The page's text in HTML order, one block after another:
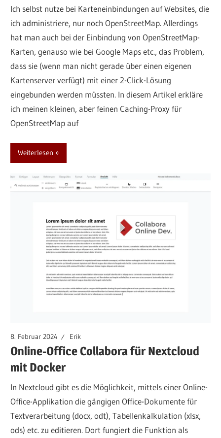
Ich selbst nutze bei Karteneinbindungen auf Websites, die
ich administriere, nur noch OpenStreetMap. Allerdings
hat man auch bei der Einbindung von OpenStreetMap-
Karten, genauso wie bei Google Maps etc., das Problem,
dass sie (wenn man nicht gerade über einen eigenen
Kartenserver verfügt) mit einer 2-Click-Lösung
eingebunden werden müssten. In diesem Artikel erkläre
ich meinen kleinen, aber feinen Caching-Proxy für
OpenStreetMap auf
Weiterlesen
8. Februar 2024 Erik
Online-Office Collabora für Nextcloud
mit Docker
In Nextcloud gibt es die Möglichkeit, mittels einer Online-
Office-Applikation die gängigen Office-Dokumente für
Textverarbeitung (docx, odt), Tabellenkalkulation (xlsx,
ods) etc. zu editieren. Dort fungiert die Funktion als